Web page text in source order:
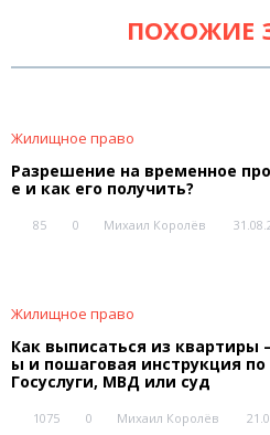
ПОХОЖИЕ
Жилищное право
Разрешение на временное
е и как его получить?
85 0 Михаил Королёв
Жилищное право
Как выписаться из
ы и пошаговая инструкция
Госуслуги, МВД или суд
1075 0 Михаил Королёв